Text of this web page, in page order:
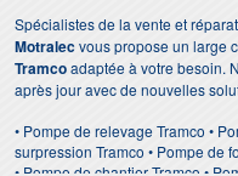
Spécialistes de la vente et
Motralecvous propose un large
Tramcoadaptée à votre besoin.
après jour avec de nouvelles
• Pompe de relevage Tramco •
surpression Tramco • Pompe de
• Pompe de chantier Tramco •